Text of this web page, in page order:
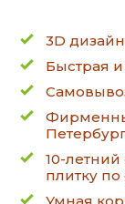
3D
Быстрая
10-
плитку по